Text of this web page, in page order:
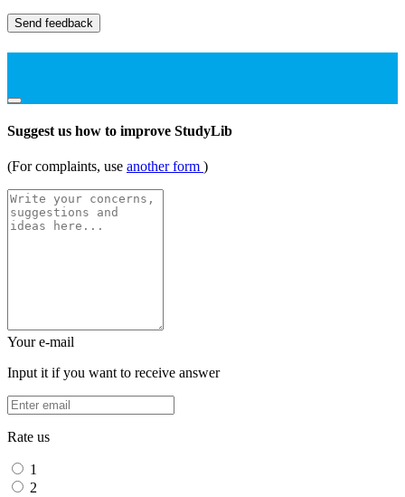
Send feedback
Suggest us how to improve StudyLib
(For complaints, use another form )
Your e-mail
Input it if you want to receive answer
Rate us
1
2